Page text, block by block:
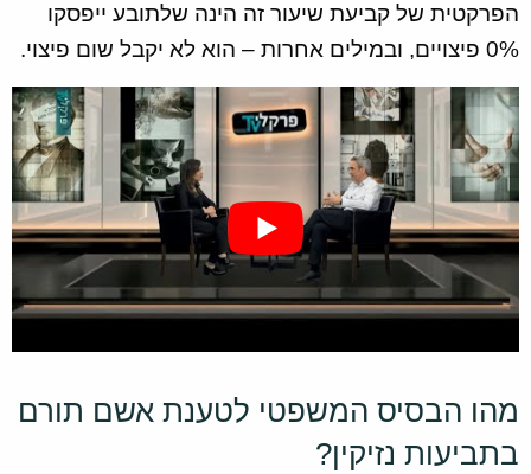
הפרקטית של קביעת שיעור זה הינה שלתובע ייפסקו
0% פיצויים, ובמילים אחרות – הוא לא יקבל שום פיצוי.
מהו הבסיס המשפטי לטענת אשם תורם
בתביעות נזיקין?